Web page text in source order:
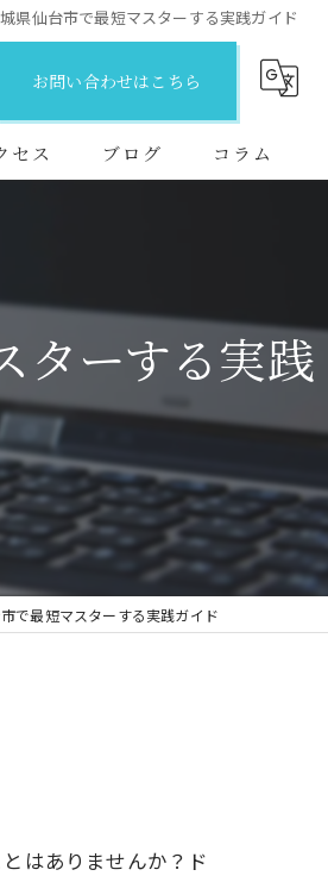
県仙台市で最短マスターする実践ガイド
お問い合わせはこちら
セス ブログ コラム
ターする実践
で最短マスターする実践ガイド
はありませんか？ド